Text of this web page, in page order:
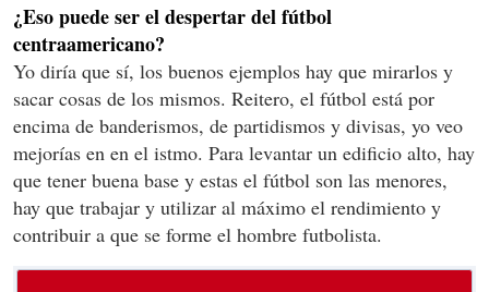
¿Eso puede ser el despertar del fútbol
centraamericano?
Yo diría que sí, los buenos ejemplos hay que mirarlos y
sacar cosas de los mismos. Reitero, el fútbol está por
encima de banderismos, de partidismos y divisas, yo veo
mejorías en en el istmo. Para levantar un edificio alto, hay
que tener buena base y estas el fútbol son las menores,
hay que trabajar y utilizar al máximo el rendimiento y
contribuir a que se forme el hombre futbolista.